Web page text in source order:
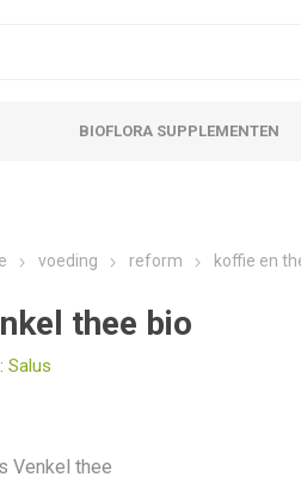
BIOFLORA SUPPLEMENTEN
voeding reform koffie en
thee bio
Salus
Venkel thee